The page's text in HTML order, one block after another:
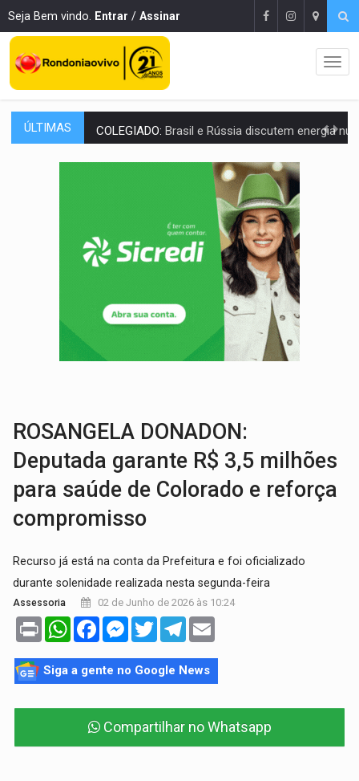
Seja Bem vindo. Entrar / Assinar
ÚLTIMAS COLEGIADO: Brasil e Rússia discutem energia nuclear, defesa e
URGENTE:Colisão entre caminhão e carro deixa quatro mortos e um em
Amazônia Negra ganha projeção nacional com participação de
Porto Velho tem chances de chuvas isoladas nesta
SINDICATOS UNIDOS: Assembleia Geral delibera greve da educação
Rondoniaovivo abre oficina de Comunicação com
AGOSTO LILÁS:MPRO lança de portal e promove reflexão sobre trajetória da
REGULARIZAÇÃO:Refis 2026 segue até o fim do ano para
ROSANGELA DONADON:
Deputada garante R$ 3,5 milhões
para saúde de Colorado e reforça
compromisso
Recurso já está na conta da Prefeitura e foi oficializado
durante solenidade realizada nesta segunda-feira
Assessoria 02 de Junho de 2026 às 10:24
Print WhatsAppFacebookMessenger
TwitterTelegram
Siga a gente no Google News
Compartilhar no Whatsapp